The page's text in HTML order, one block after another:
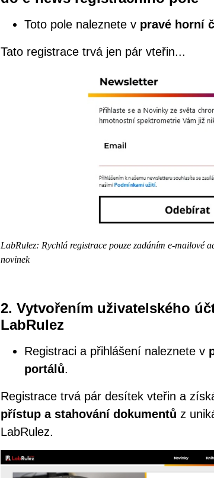
Toto pole naleznete v pravé horní
Tato registrace trvá jen pár vteřin...
LabRulez: Rychlá registrace pouze zadáním e-mailové
novinek
2. Vytvořením uživatelského
LabRulez
Registraci a přihlášení naleznete v
portálů.
Registrace trvá pár desítek vteřin a
přístup a stahování dokumentů z
LabRulez.